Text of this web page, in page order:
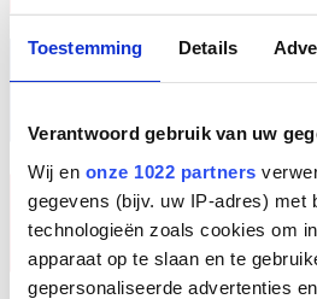
Toestemming Details
Verantwoord gebruik van uw
Wij en onze 1022 partners
gegevens (bijv. uw IP-adres) met
technologieën zoals cookies om
apparaat op te slaan en te
gepersonaliseerde advertenties